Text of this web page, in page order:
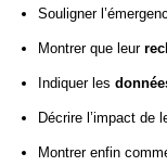
Souligner
Montrer que leur
Indiquer les
Décrire l’impact de
Montrer enfin